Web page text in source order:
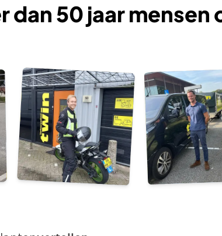
dan 50 jaar mensen